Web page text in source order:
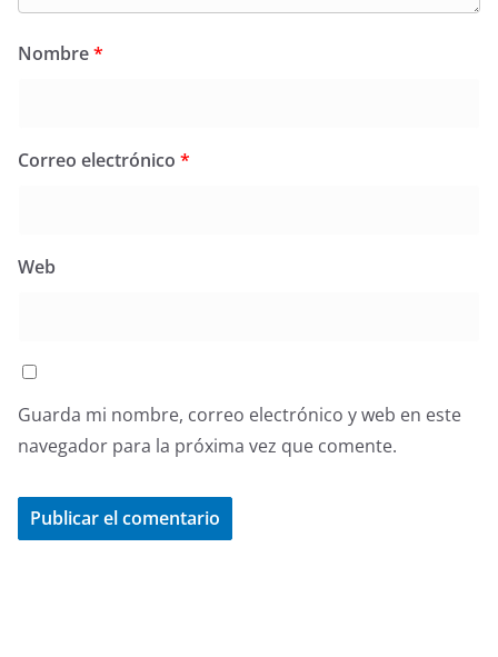
Nombre*
Correo electrónico *
Web
Guarda mi nombre, correo electrónico y web en este
navegador para la próxima vez que comente.